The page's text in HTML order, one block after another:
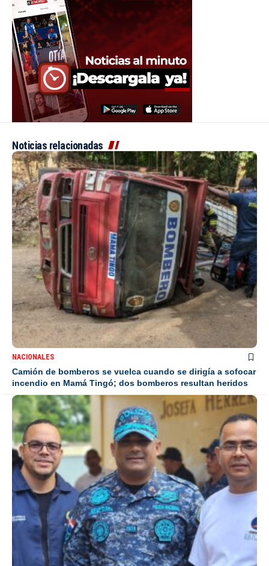
Noticias relacionadas
NACIONALES
Camión de bomberos se vuelca cuando se dirigía a sofocar
incendio en Mamá Tingó; dos bomberos resultan heridos